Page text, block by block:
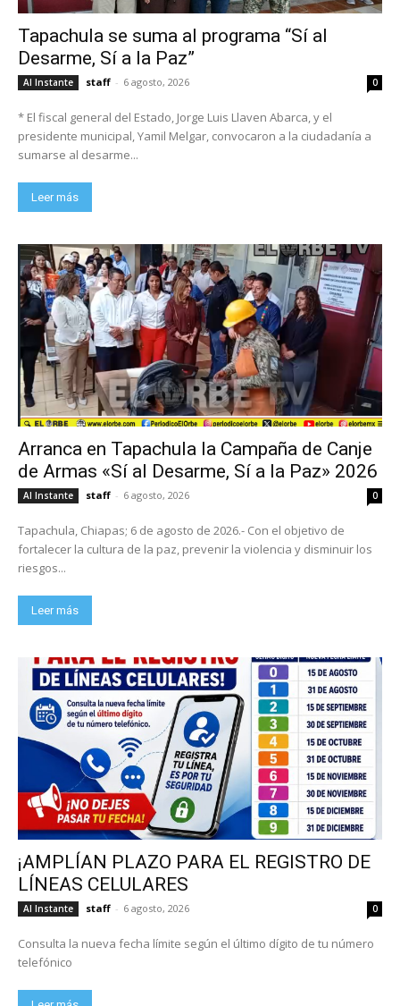
Tapachula se suma al programa “Sí al
Desarme, Sí a la Paz”
Al Instante staff - 6 agosto, 2026 0
* El fiscal general del Estado, Jorge Luis Llaven Abarca, y el
presidente municipal, Yamil Melgar, convocaron a la ciudadanía a
sumarse al desarme...
Leer más
Arranca en Tapachula la Campaña de Canje
de Armas «Sí al Desarme, Sí a la Paz» 2026
Al Instante staff - 6 agosto, 2026 0
Tapachula, Chiapas; 6 de agosto de 2026.- Con el objetivo de
fortalecer la cultura de la paz, prevenir la violencia y disminuir los
riesgos...
Leer más
¡AMPLÍAN PLAZO PARA EL REGISTRO DE
LÍNEAS CELULARES
Al Instante staff - 6 agosto, 2026 0
Consulta la nueva fecha límite según el último dígito de tu número
telefónico